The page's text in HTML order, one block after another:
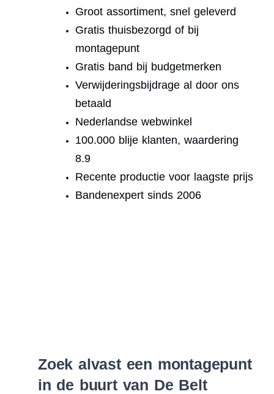
Groot assortiment, snel geleverd
Gratis thuisbezorgd of bij
montagepunt
Gratis band bij budgetmerken
Verwijderingsbijdrage al door ons
betaald
Nederlandse webwinkel
100.000 blije klanten, waardering
8.9
Recente productie voor laagste prijs
Bandenexpert sinds 2006
Zoek alvast een montagepunt
in de buurt van De Belt